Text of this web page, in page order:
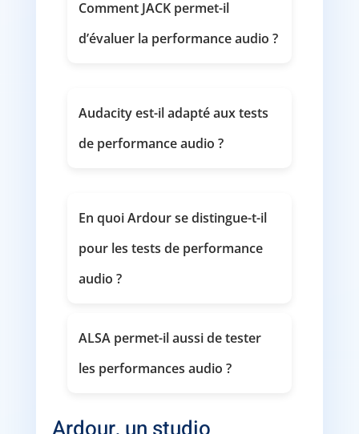
Comment JACK permet-il
d’évaluer la performance audio ?
Audacity est-il adapté aux tests
de performance audio ?
En quoi Ardour se distingue-t-il
pour les tests de performance
audio ?
ALSA permet-il aussi de tester
les performances audio ?